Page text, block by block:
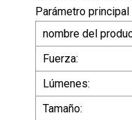
Parámetro principal
nombre del
Fuerza:
Lúmenes:
Tamaño: